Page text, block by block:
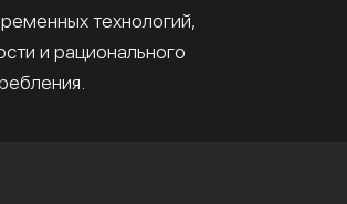
технологий,
и рационального